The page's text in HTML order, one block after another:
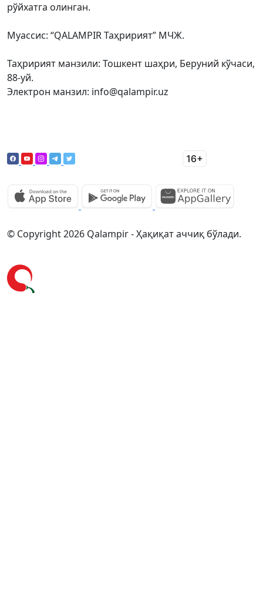
рўйхатга олинган.
Муассис: “QALAMPIR Таҳририят” МЧЖ.
Таҳририят манзили: Тошкент шаҳри, Беруний кўчаси,
88-уй.
Электрон манзил: info@qalampir.uz
© Copyright 2026 Qalampir - Ҳақиқат аччиқ бўлади.